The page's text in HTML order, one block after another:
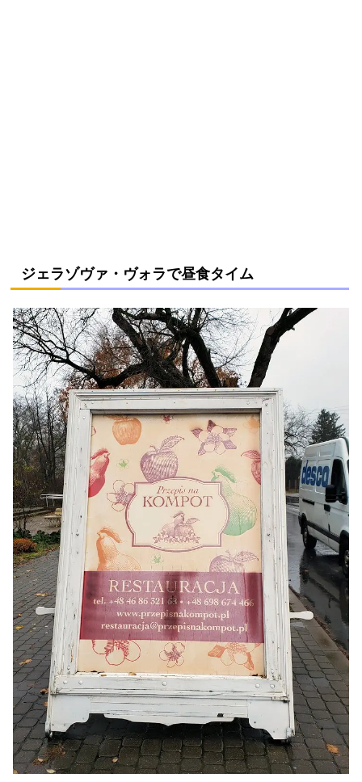
ジェラゾヴァ・ヴォラで昼食タイム